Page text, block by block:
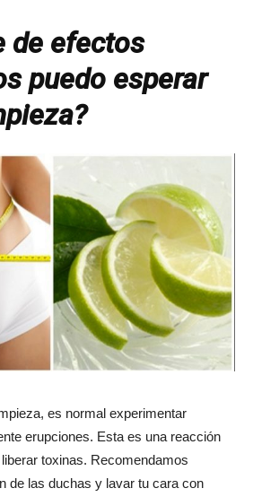
de efectos
puedo esperar
es normal experimentar
erupciones. Esta es una reacción
toxinas. Recomendamos
de las duchas y lavar tu cara con